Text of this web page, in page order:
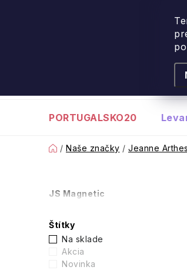
PORTUGALSKO20
Domov
/ Naše značky / Jeanne Arthes
B
o
č
JS Magnetic
Štítky
Na sklade
Akcia
Novinka